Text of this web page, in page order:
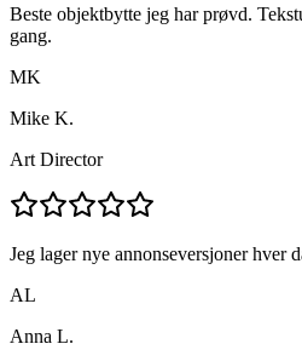
Beste objektbytte jeg har prøvd.
gang.
MK
Mike K.
Art Director
Jeg lager nye annonseversjoner hver
AL
Anna L.